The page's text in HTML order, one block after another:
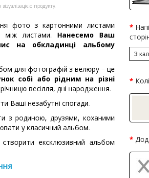
продукту.
фото з картонними листами
між листами. Нанесемо Ваш
на обкладинці альбому
для фотографій з велюру – це
собі або рідним на різні
весілля, дні народження.
Ваші незабутні спогади.
з родиною, друзями, коханими
у класичний альбом.
ексклюзивний альбом
З